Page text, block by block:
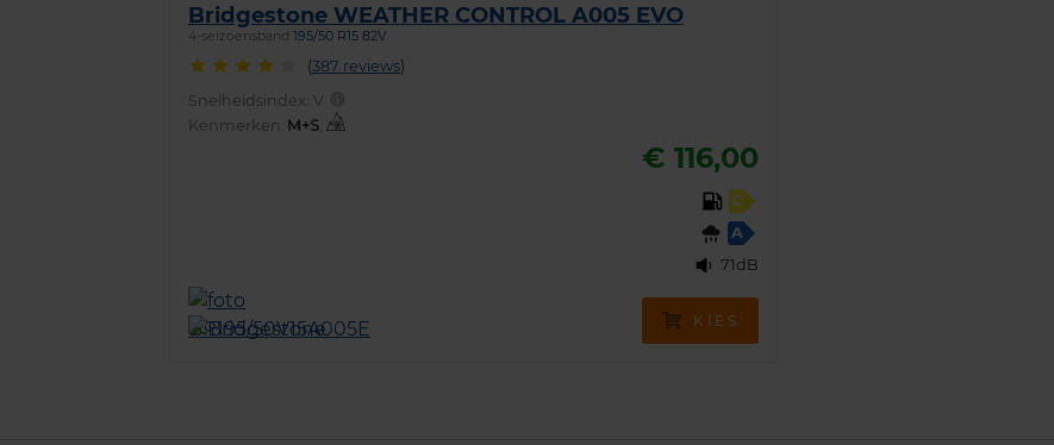
Bridgestone WEATHER CONTROL A005 EVO
4-seizoensband 195/50 R15 82V
(387 reviews)
Snelheidsindex: V
Kenmerken:
,
€ 116,00
C
A
71dB
KIES